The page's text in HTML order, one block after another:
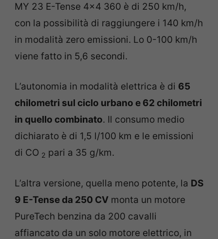
MY 23 E-Tense 4×4 360 è di 250 km/h,
con la possibilità di raggiungere i 140 km/h
in modalità zero emissioni. Lo 0-100 km/h
viene fatto in 5,6 secondi.
L’autonomia in modalità elettrica è di 65
chilometri sul ciclo urbano e 62 chilometri
in quello combinato. Il consumo medio
dichiarato è di 1,5 l/100 km e le emissioni
di CO 2 pari a 35 g/km.
L’altra versione, quella meno potente, la DS
9 E-Tense da 250 CV monta un motore
PureTech benzina da 200 cavalli
affiancato da un solo motore elettrico, in